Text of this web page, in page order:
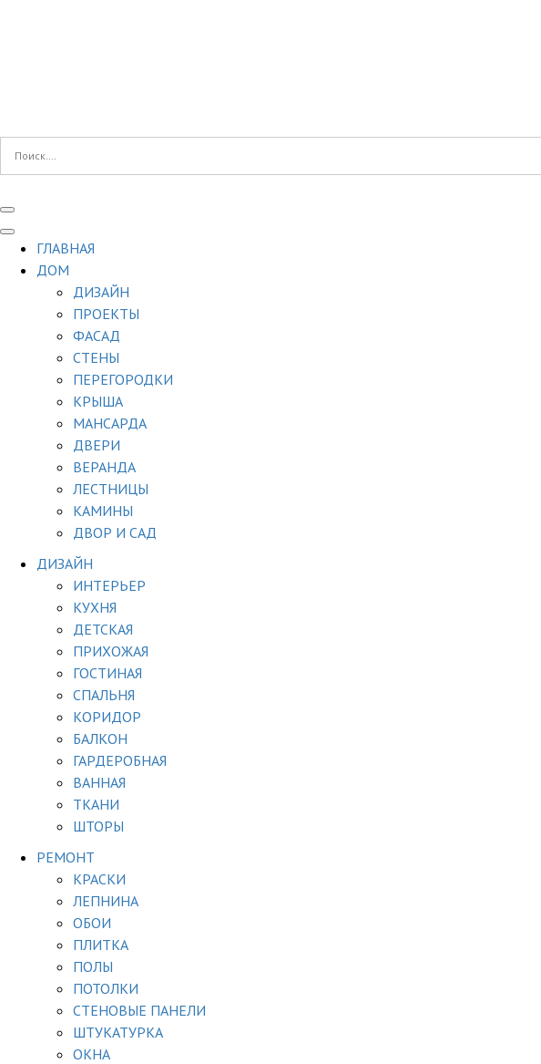
ГЛАВНАЯ
ДОМ
ДИЗАЙН
ПРОЕКТЫ
ФАСАД
СТЕНЫ
ПЕРЕГОРОДКИ
КРЫША
МАНСАРДА
ДВЕРИ
ВЕРАНДА
ЛЕСТНИЦЫ
КАМИНЫ
ДВОР И САД
ДИЗАЙН
ИНТЕРЬЕР
КУХНЯ
ДЕТСКАЯ
ПРИХОЖАЯ
ГОСТИНАЯ
СПАЛЬНЯ
КОРИДОР
БАЛКОН
ГАРДЕРОБНАЯ
ВАННАЯ
ТКАНИ
ШТОРЫ
РЕМОНТ
КРАСКИ
ЛЕПНИНА
ОБОИ
ПЛИТКА
ПОЛЫ
ПОТОЛКИ
СТЕНОВЫЕ ПАНЕЛИ
ШТУКАТУРКА
ОКНА